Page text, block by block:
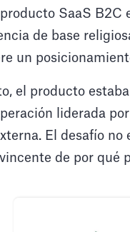
SaaS
de base
un
el producto
liderada
El desafío
de por qué